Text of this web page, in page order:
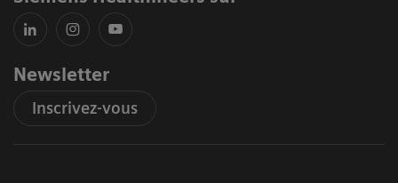
Newsletter
Inscrivez-vous